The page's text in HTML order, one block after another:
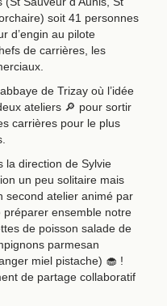
soit 41 personnes
d’engin au pilote
de carrières, les
de Trizay où l’idée
ateliers 🔎 pour sortir
carrières pour le plus
la direction de Sylvie
un peu solitaire mais
second atelier animé par
préparer ensemble notre
de poisson salade de
parmesan
miel pistache) 🧁 !
de partage collaboratif